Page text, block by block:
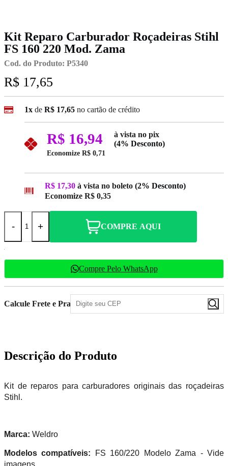
Kit Reparo Carburador Roçadeiras Stihl
FS 160 220 Mod. Zama
Cod. do Produto: P5340
R$ 17,65
1x de R$ 17,65 no cartão de crédito
R$ 16,94
à vista no pix
(4% Desconto)
Economize R$ 0,71
R$ 17,30 à vista no boleto (2% Desconto)
Economize R$ 0,35
- + COMPRE AQUI
Compre Pelo WhatsApp
Calcule Frete e Prazo
Descrição do Produto
Kit de reparos para carburadores originais das roçadeiras
Stihl.
Marca: Weldro
Modelos compatíveis: FS 160/220 Modelo Zama - Vide
imagens